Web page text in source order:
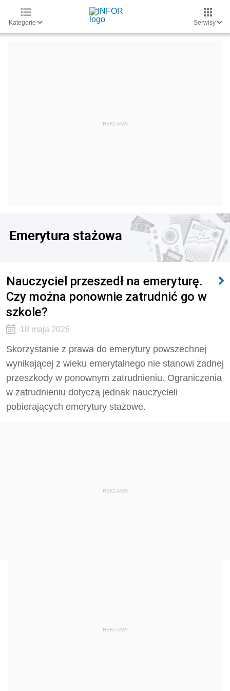
Kategorie Serwisy
Emerytura stażowa
Nauczyciel przeszedł na emeryturę.
Czy można ponownie zatrudnić go w
szkole?
18 maja 2026
Skorzystanie z prawa do emerytury powszechnej
wynikającej z wieku emerytalnego nie stanowi żadnej
przeszkody w ponownym zatrudnieniu. Ograniczenia
w zatrudnieniu dotyczą jednak nauczycieli
pobierających emerytury stażowe.
REKLAMA
REKLAMA